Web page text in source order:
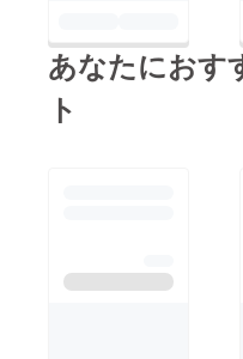
あなたにおす
ト